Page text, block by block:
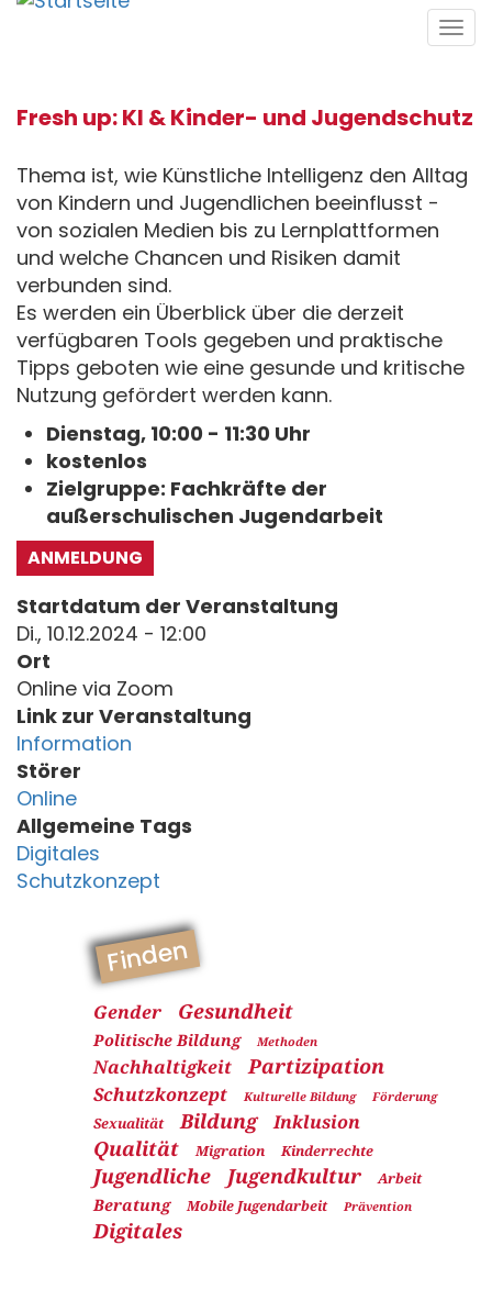
Direkt
Fresh up: KI & Kinder- und Jugendschutz
Thema ist, wie Künstliche Intelligenz den Alltag
von Kindern und Jugendlichen beeinflusst -
von sozialen Medien bis zu Lernplattformen
und welche Chancen und Risiken damit
verbunden sind.
Es werden ein Überblick über die derzeit
verfügbaren Tools gegeben und praktische
Tipps geboten wie eine gesunde und kritische
Nutzung gefördert werden kann.
Dienstag, 10:00 - 11:30 Uhr
kostenlos
Zielgruppe: Fachkräfte der
außerschulischen Jugendarbeit
ANMELDUNG
Startdatum der Veranstaltung
Di., 10.12.2024 - 12:00
Ort
Online via Zoom
Link zur Veranstaltung
Information
Störer
Online
Allgemeine Tags
Digitales
Schutzkonzept
Finden
Gender Gesundheit
Politische Bildung Methoden
Nachhaltigkeit Partizipation
Schutzkonzept Kulturelle Bildung Förderung
Sexualität Bildung Inklusion
Qualität Migration Kinderrechte
Jugendliche Jugendkultur Arbeit
Beratung Mobile Jugendarbeit Prävention
Digitales